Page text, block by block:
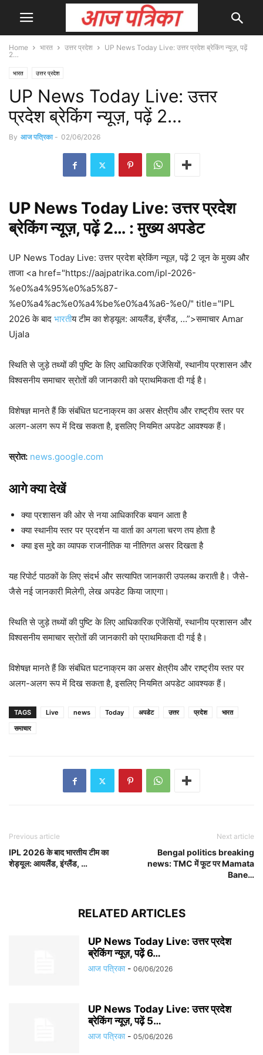
Home भारत उत्तर प्रदेश
UP News Today Live: उत्तर प्रदेश ब्रेकिंग न्यूज़, पढ़ें
2…
भारत उत्तर प्रदेश
UP News Today Live: उत्तर
प्रदेश ब्रेकिंग न्यूज़, पढ़ें 2…
By आज पत्रिका - 02/06/2026
UP News Today Live: उत्तर प्रदेश
ब्रेकिंग न्यूज़, पढ़ें 2… : मुख्यअपडेट
UP News Today Live: उत्तर प्रदेश ब्रेकिंग न्यूज़, पढ़ें 2 जून के मुख्य और
ताजा <a href="https://aajpatrika.com/ipl-2026-
%e0%a4%95%e0%a5%87-
%e0%a4%ac%e0%a4%be%e0%a4%a6-%e0/" title="IPL
2026 के बाद भारतीय टीम का शेड्यूल: आयलैंड, इंग्लैंड, …”>समाचार Amar
Ujala
स्थिति से जुड़े तथ्यों की पुष्टि के लिए आधिकारिक एजेंसियों, स्थानीय प्रशासन और
विश्वसनीय समाचार स्रोतों की जानकारी को प्राथमिकता दी गई है।
विशेषज्ञ मानते हैं कि संबंधित घटनाक्रम का असर क्षेत्रीय और राष्ट्रीय स्तर पर
अलग-अलग रूप में दिख सकता है, इसलिए नियमित अपडेट आवश्यक हैं।
स्रोत: news.google.com
आगे क्या देखें
क्या प्रशासन की ओर से नया आधिकारिक बयान आता है
क्या स्थानीय स्तर पर प्रदर्शन या वार्ता का अगला चरण तय होता है
क्या इस मुद्दे का व्यापक राजनीतिक या नीतिगत असर दिखता है
यह रिपोर्ट पाठकों के लिए संदर्भ और सत्यापित जानकारी उपलब्ध कराती है। जैसे-
जैसे नई जानकारी मिलेगी, लेख अपडेट किया जाएगा।
स्थिति से जुड़े तथ्यों की पुष्टि के लिए आधिकारिक एजेंसियों, स्थानीय प्रशासन और
विश्वसनीय समाचार स्रोतों की जानकारी को प्राथमिकता दी गई है।
विशेषज्ञ मानते हैं कि संबंधित घटनाक्रम का असर क्षेत्रीय और राष्ट्रीय स्तर पर
अलग-अलग रूप में दिख सकता है, इसलिए नियमित अपडेट आवश्यक हैं।
TAGS Live news Today अपडेट उत्तर प्रदेश
भारत
समाचार
Previous article
IPL 2026 के बाद भारतीय टीम का
शेड्यूल: आयलैंड, इंग्लैंड, …
Next article
Bengal politics breaking
news: TMC में फूट पर Mamata
Bane…
RELATED ARTICLES
UP News Today Live: उत्तर प्रदेश
ब्रेकिंग न्यूज़, पढ़ें 6…
आज पत्रिका - 06/06/2026
UP News Today Live: उत्तर प्रदेश
ब्रेकिंग न्यूज़, पढ़ें 5…
आज पत्रिका - 05/06/2026